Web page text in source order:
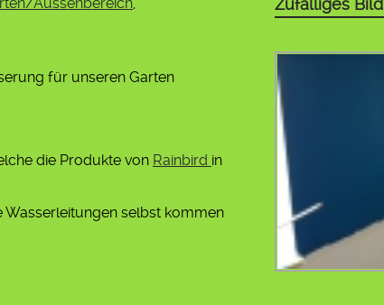
für unseren Garten
die Produkte von Rainbird in
Wasserleitungen selbst kommen
Zufälliges Bild